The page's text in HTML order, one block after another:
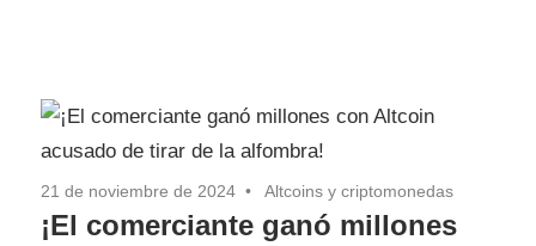
21 de noviembre de 2024 Altcoins y criptomonedas
¡El comerciante ganó millones